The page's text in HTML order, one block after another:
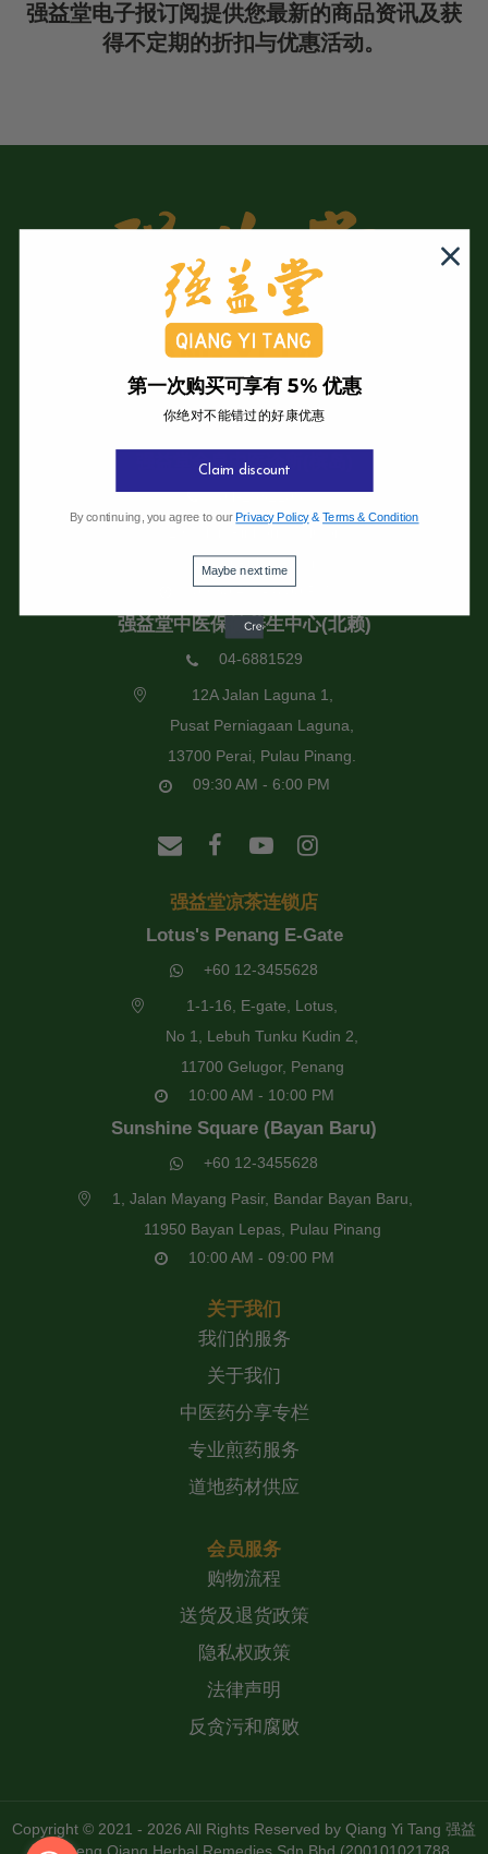
强益堂电子报订阅提供您最新的商品资讯及获
得不定期的折扣与优惠活动。
强益堂全息中医诊所
强益堂全息中医诊所(槟岛)
04-2832108
11600 Pulau Pinang.
09:30 AM - 6:00 PM
强益堂中医保健养生中心(北赖)
04-6881529
12A Jalan Laguna 1,
Pusat Perniagaan Laguna,
13700 Perai, Pulau Pinang.
09:30 AM - 6:00 PM
强益堂凉茶连锁店
Lotus's Penang E-Gate
+60 12-3455628
1-1-16, E-gate, Lotus,
No 1, Lebuh Tunku Kudin 2,
11700 Gelugor, Penang
10:00 AM - 10:00 PM
Sunshine Square (Bayan Baru)
+60 12-3455628
1, Jalan Mayang Pasir, Bandar Bayan Baru,
11950 Bayan Lepas, Pulau Pinang
10:00 AM - 09:00 PM
关于我们
我们的服务
关于我们
中医药分享专栏
专业煎药服务
道地药材供应
会员服务
购物流程
送货及退货政策
隐私权政策
法律声明
反贪污和腐败
Copyright © 2021 - 2026 All Rights Reserved by Qiang Yi Tang 强益
第一次购买可享有 5% 优惠
你绝对不能错过的好康优惠
Claim discount
By continuing, you agree to our Privacy Policy&Terms & Condition
Maybe next time